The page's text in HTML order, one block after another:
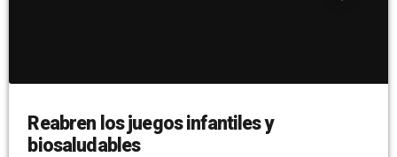
Reabren los juegos infantiles y
biosaludables